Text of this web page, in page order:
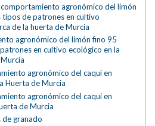
agronómico del limón
de patrones en cultivo
de la huerta de Murcia
agronómico del limón fino 95
en cultivo ecológico en la
agronómico del caqui en
Huerta de Murcia
agronómico del caqui en
de Murcia
de granado